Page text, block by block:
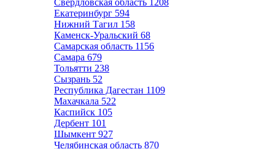
Свердловская область 1208
Екатеринбург 594
Нижний Тагил 158
Каменск-Уральский 68
Самарская область 1156
Самара 679
Тольятти 238
Сызрань 52
Республика Дагестан 1109
Махачкала 522
Каспийск 105
Дербент 101
Шымкент 927
Челябинская область 870